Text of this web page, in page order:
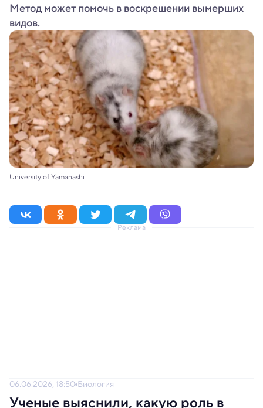
Метод может помочь в воскрешении вымерших
видов.
University of Yamanashi
Реклама
06.06.2026, 18:50 Биология
Ученые выяснили, какую роль в